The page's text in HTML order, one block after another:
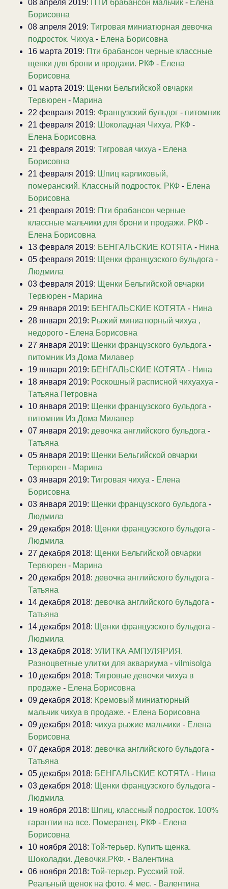
08 апреля 2019: ПТИ брабансон мальчик - Елена
Борисовна
08 апреля 2019: Тигровая миниатюрная девочка
подросток. Чихуа - Елена Борисовна
16 марта 2019: Пти брабансон черные классные
щенки для брони и продажи. РКФ - Елена
Борисовна
01 марта 2019: Щенки Бельгийской овчарки
Тервюрен - Марина
22 февраля 2019: Французский бульдог - питомник
21 февраля 2019: Шоколадная Чихуа. РКФ -
Елена Борисовна
21 февраля 2019: Тигровая чихуа - Елена
Борисовна
21 февраля 2019: Шпиц карликовый,
померанский. Классный подросток. РКФ - Елена
Борисовна
21 февраля 2019: Пти брабансон черные
классные мальчики для брони и продажи. РКФ -
Елена Борисовна
13 февраля 2019: БЕНГАЛЬСКИЕ КОТЯТА - Нина
05 февраля 2019: Щенки французского бульдога -
Людмила
03 февраля 2019: Щенки Бельгийской овчарки
Тервюрен - Марина
29 января 2019: БЕНГАЛЬСКИЕ КОТЯТА - Нина
28 января 2019: Рыжий миниатюрный чихуа ,
недорого - Елена Борисовна
27 января 2019: Щенки французского бульдога -
питомник Из Дома Милавер
19 января 2019: БЕНГАЛЬСКИЕ КОТЯТА - Нина
18 января 2019: Роскошный расписной чихуахуа -
Татьяна Петровна
10 января 2019: Щенки французского бульдога -
питомник Из Дома Милавер
07 января 2019: девочка английского бульдога -
Татьяна
05 января 2019: Щенки Бельгийской овчарки
Тервюрен - Марина
03 января 2019: Тигровая чихуа - Елена
Борисовна
03 января 2019: Щенки французского бульдога -
Людмила
29 декабря 2018: Щенки французского бульдога -
Людмила
27 декабря 2018: Щенки Бельгийской овчарки
Тервюрен - Марина
20 декабря 2018: девочка английского бульдога -
Татьяна
14 декабря 2018: девочка английского бульдога -
Татьяна
14 декабря 2018: Щенки французского бульдога -
Людмила
13 декабря 2018: УЛИТКА АМПУЛЯРИЯ.
Разноцветные улитки для аквариума - vilmisolga
10 декабря 2018: Тигровые девочки чихуа в
продаже - Елена Борисовна
09 декабря 2018: Кремовый миниатюрный
мальчик чихуа в продаже. - Елена Борисовна
09 декабря 2018: чихуа рыжие мальчики - Елена
Борисовна
07 декабря 2018: девочка английского бульдога -
Татьяна
05 декабря 2018: БЕНГАЛЬСКИЕ КОТЯТА - Нина
03 декабря 2018: Щенки французского бульдога -
Людмила
19 ноября 2018: Шпиц, классный подросток. 100%
гарантии на все. Померанец. РКФ - Елена
Борисовна
10 ноября 2018: Той-терьер. Купить щенка.
Шоколадки. Девочки.РКФ. - Валентина
06 ноября 2018: Той-терьер. Русский той.
Реальный щенок на фото. 4 мес. - Валентина